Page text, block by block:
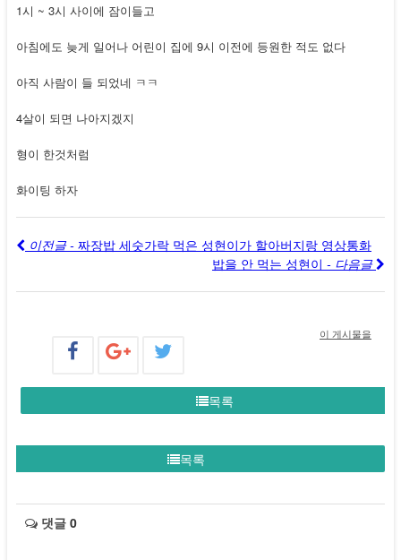
1시 ~ 3시 사이에 잠이들고
아침에도 늦게 일어나 어린이 집에 9시 이전에 등원한 적도 없다
아직 사람이 들 되었네 ㅋㅋ
4살이 되면 나아지겠지
형이 한것처럼
화이팅 하자
이전글 - 짜장밥 세숫가락 먹은 성현이가 할아버지랑 영상통화
밥을 안 먹는 성현이 - 다음글
이 게시물을
목록
목록
댓글 0